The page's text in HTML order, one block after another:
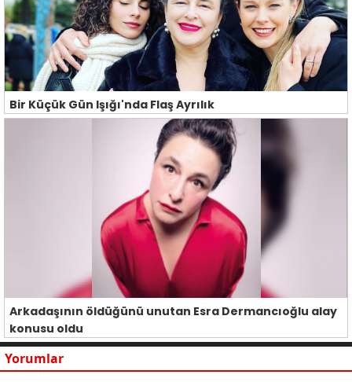
Bir Küçük Gün Işığı'nda Flaş Ayrılık
Arkadaşının öldüğünü unutan Esra Dermancıoğlu alay
konusu oldu
Yorumlar